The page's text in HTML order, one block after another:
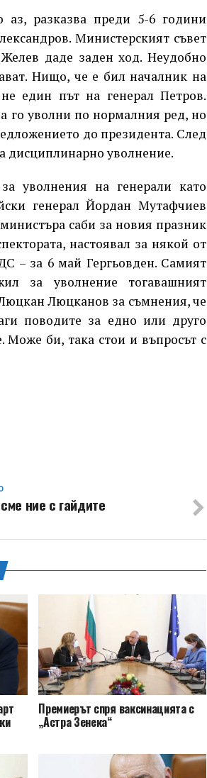
разказва преди 5-6 години
Министерският съвет
даде заден ход. Неудобно
Нищо, че е бил началник на
един път на генерал Петров.
го уволни по нормалния ред, но
до президента. След
дисциплинарно уволнение.
уволнения на генерали като
генерал Йордан Мутафчиев
саби за новия празник
настоявал за някой от
– за 6 май Гергьовден. Самият
за уволнение тогавашният
Люцканов за съмнения, че
поводите за едно или друго
Може би, така стои и въпросът с
ние с гайдите
Премиерът спря ваксинацията с
„Астра Зенека“